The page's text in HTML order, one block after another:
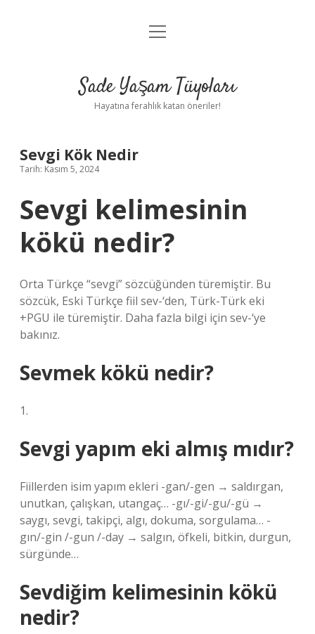
Anasayfa
Yasal Uyarı
menüyü
Sade Yaşam Tüyoları
Hayatına ferahlık katan öneriler!
Sevgi Kök Nedir
Tarih: Kasım 5, 2024
Sevgi kelimesinin
kökü nedir?
Orta Türkçe “sevgi” sözcüğünden türemiştir. Bu
sözcük, Eski Türkçe fiil sev-‘den, Türk-Türk eki
+PGU ile türemiştir. Daha fazla bilgi için sev-‘ye
bakınız.
Sevmek kökü nedir?
1.
Sevgi yapım eki almış mıdır?
Fiillerden isim yapım ekleri -gan/-gen → saldırgan,
unutkan, çalışkan, utangaç… -gı/-gi/-gu/-gü →
saygı, sevgi, takipçi, algı, dokuma, sorgulama… -
gın/-gin /-gun /-day → salgın, öfkeli, bitkin, durgun,
sürgünde…
Sevdiğim kelimesinin kökü
nedir?